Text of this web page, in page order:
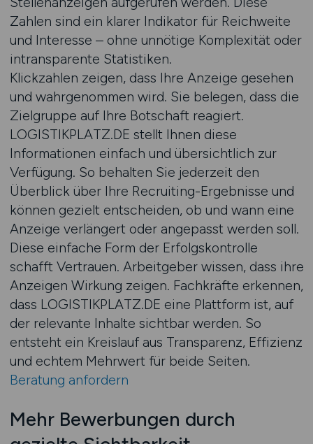
Zahlen sind ein klarer Indikator für Reichweite
und Interesse – ohne unnötige Komplexität oder
intransparente Statistiken.
Klickzahlen zeigen, dass Ihre Anzeige gesehen
und wahrgenommen wird. Sie belegen, dass die
Zielgruppe auf Ihre Botschaft reagiert.
LOGISTIKPLATZ.DE stellt Ihnen diese
Informationen einfach und übersichtlich zur
Verfügung. So behalten Sie jederzeit den
Überblick über Ihre Recruiting-Ergebnisse und
können gezielt entscheiden, ob und wann eine
Anzeige verlängert oder angepasst werden soll.
Diese einfache Form der Erfolgskontrolle
schafft Vertrauen. Arbeitgeber wissen, dass ihre
Anzeigen Wirkung zeigen. Fachkräfte erkennen,
dass LOGISTIKPLATZ.DE eine Plattform ist, auf
der relevante Inhalte sichtbar werden. So
entsteht ein Kreislauf aus Transparenz, Effizienz
und echtem Mehrwert für beide Seiten.
Beratung anfordern
Mehr Bewerbungen durch